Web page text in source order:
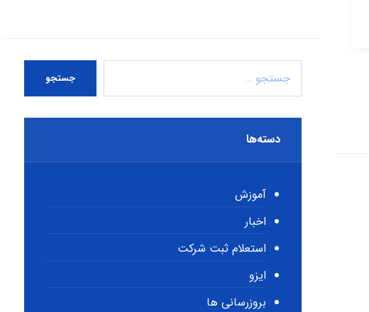
جستجو
دسته‌ها
آموزش
اخبار
استعلام ثبت شرکت
ایزو
بروزرسانی ها